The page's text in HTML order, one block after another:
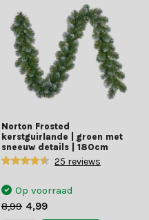
Norton Frosted
kerstguirlande | groen met
sneeuw details | 180cm
25 reviews
Op voorraad
8,99 4,99